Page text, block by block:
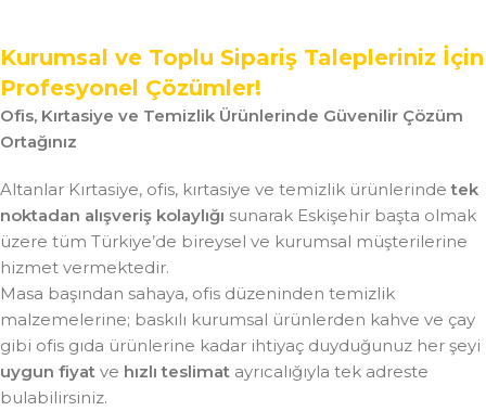
Kurumsal ve Toplu Sipariş Talepleriniz İçin
Profesyonel Çözümler!
Ofis, Kırtasiye ve Temizlik Ürünlerinde Güvenilir Çözüm
Ortağınız
Altanlar Kırtasiye, ofis, kırtasiye ve temizlik ürünlerindetek
noktadan alışveriş kolaylığı sunarak Eskişehir başta olmak
üzere tüm Türkiye’de bireysel ve kurumsal müşterilerine
hizmet vermektedir.
Masa başından sahaya, ofis düzeninden temizlik
malzemelerine; baskılı kurumsal ürünlerden kahve ve çay
gibi ofis gıda ürünlerine kadar ihtiyaç duyduğunuz her şeyi
uygun fiyat ve hızlı teslimat ayrıcalığıyla tek adreste
bulabilirsiniz.